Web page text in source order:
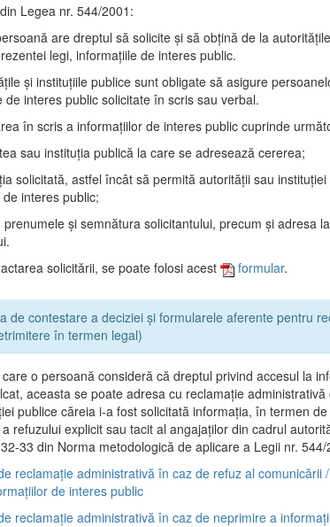
Legea nr. 544/2001:
are dreptul să solicite şi să obţină de la
legi, informaţiile de interes public.
şi instituţiile publice sunt obligate să asigure
de interes public solicitate în scris sau verbal.
în scris a informaţiilor de interes public cuprinde
sau instituţia publică la care se adresează cererea;
solicitată, astfel încât să permită autorităţii sau
interes public;
şi semnătura solicitantului, precum şi adresa
solicitării, se poate folosi acest
formular.
de contestare a deciziei și formularele aferente pentru
în termen legal)
o persoană consideră că dreptul privind accesul la
aceasta se poate adresa cu reclamaţie
publice căreia i-a fost solicitată informaţia, în termen
refuzului explicit sau tacit al angajaţilor din cadrul
33 din Norma metodologică de aplicare a Legii nr. 544/
reclamație administrativă în caz de refuz al comunicării
de interes public
reclamație administrativă în caz de neprimire a